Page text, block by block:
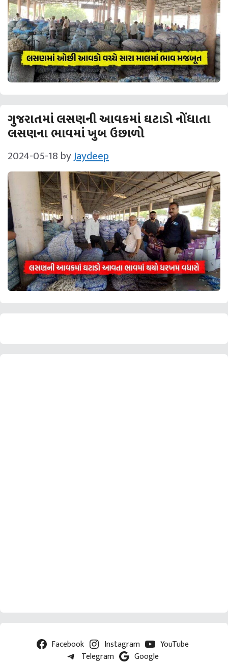
ગુજરાતમાં લસણની આવકમાં ઘટાડો નોંધાતા
લસણના ભાવમાં ખુબ ઉછાળો
2024-05-18 byJaydeep
Facebook Instagram
YouTube
Telegram
Google